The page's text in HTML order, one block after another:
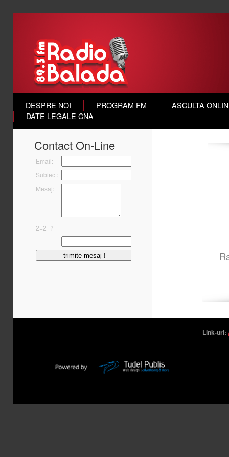
DESPRE NOI PROGRAM FM
ASCULTA
DATE LEGALE CNA
Contact On-Line
Email:
Subiect:
Mesaj:
2+2=?
Link-uri: